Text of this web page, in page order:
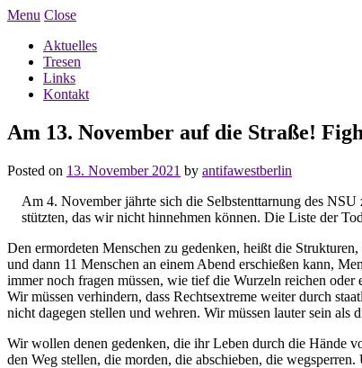
Menu Close
Aktuelles
Tresen
Links
Kontakt
Am 13. November auf die Straße!
Posted on 13. November 2021 by antifawestberlin
Am 4. November jährte sich die Selbstenttarnung des
stützten, das wir nicht hinnehmen können. Die Liste der
Den ermordeten Menschen zu gedenken, heißt die
und dann 11 Menschen an einem Abend erschießen kann,
immer noch fragen müssen, wie tief die Wurzeln reichen
Wir müssen verhindern, dass Rechtsextreme weiter durch
nicht dagegen stellen und wehren. Wir müssen lauter sein als
Wir wollen denen gedenken, die ihr Leben durch die Hände
den Weg stellen, die morden, die abschieben, die